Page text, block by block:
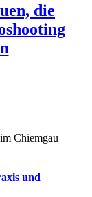
die
und